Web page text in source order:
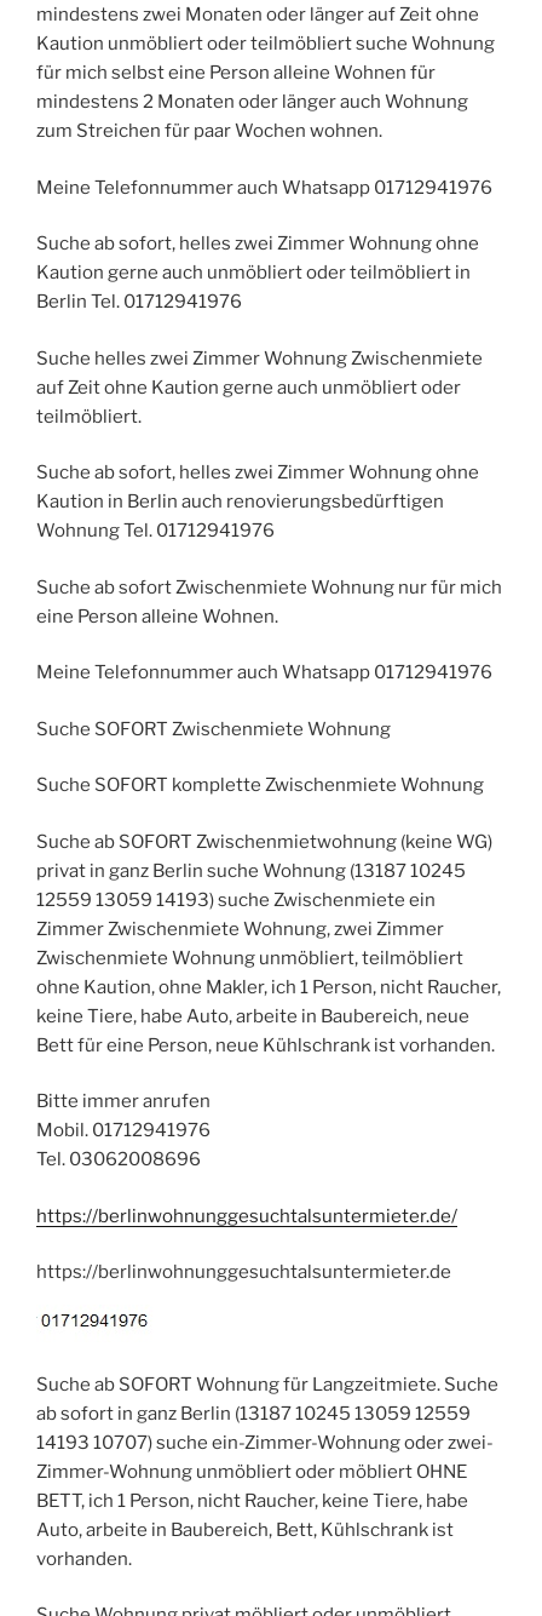
mindestens zwei Monaten oder länger auf Zeit ohne
Kaution unmöbliert oder teilmöbliert suche Wohnung
für mich selbst eine Person alleine Wohnen für
mindestens 2 Monaten oder länger auch Wohnung
zum Streichen für paar Wochen wohnen.
Meine Telefonnummer auch Whatsapp 01712941976
Suche ab sofort, helles zwei Zimmer Wohnung ohne
Kaution gerne auch unmöbliert oder teilmöbliert in
Berlin Tel. 01712941976
Suche helles zwei Zimmer Wohnung Zwischenmiete
auf Zeit ohne Kaution gerne auch unmöbliert oder
teilmöbliert.
Suche ab sofort, helles zwei Zimmer Wohnung ohne
Kaution in Berlin auch renovierungsbedürftigen
Wohnung Tel. 01712941976
Suche ab sofort Zwischenmiete Wohnung nur für mich
eine Person alleine Wohnen.
Meine Telefonnummer auch Whatsapp 01712941976
Suche SOFORT Zwischenmiete Wohnung
Suche SOFORT komplette Zwischenmiete Wohnung
Suche ab SOFORT Zwischenmietwohnung (keine WG)
privat in ganz Berlin suche Wohnung (13187 10245
12559 13059 14193) suche Zwischenmiete ein
Zimmer Zwischenmiete Wohnung, zwei Zimmer
Zwischenmiete Wohnung unmöbliert, teilmöbliert
ohne Kaution, ohne Makler, ich 1 Person, nicht Raucher,
keine Tiere, habe Auto, arbeite in Baubereich, neue
Bett für eine Person, neue Kühlschrank ist vorhanden.
Bitte immer anrufen
Mobil. 01712941976
Tel. 03062008696
https://berlinwohnunggesuchtalsuntermieter.de/
https://berlinwohnunggesuchtalsuntermieter.de
Suche ab SOFORT Wohnung für Langzeitmiete. Suche
ab sofort in ganz Berlin (13187 10245 13059 12559
14193 10707) suche ein-Zimmer-Wohnung oder zwei-
Zimmer-Wohnung unmöbliert oder möbliert OHNE
BETT, ich 1 Person, nicht Raucher, keine Tiere, habe
Auto, arbeite in Baubereich, Bett, Kühlschrank ist
vorhanden.